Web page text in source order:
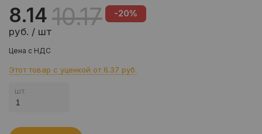
8.14
руб. / шт
10.17 -20%
Цена с НДС
Этот товар с уценкой от 6.37 руб.
шт.